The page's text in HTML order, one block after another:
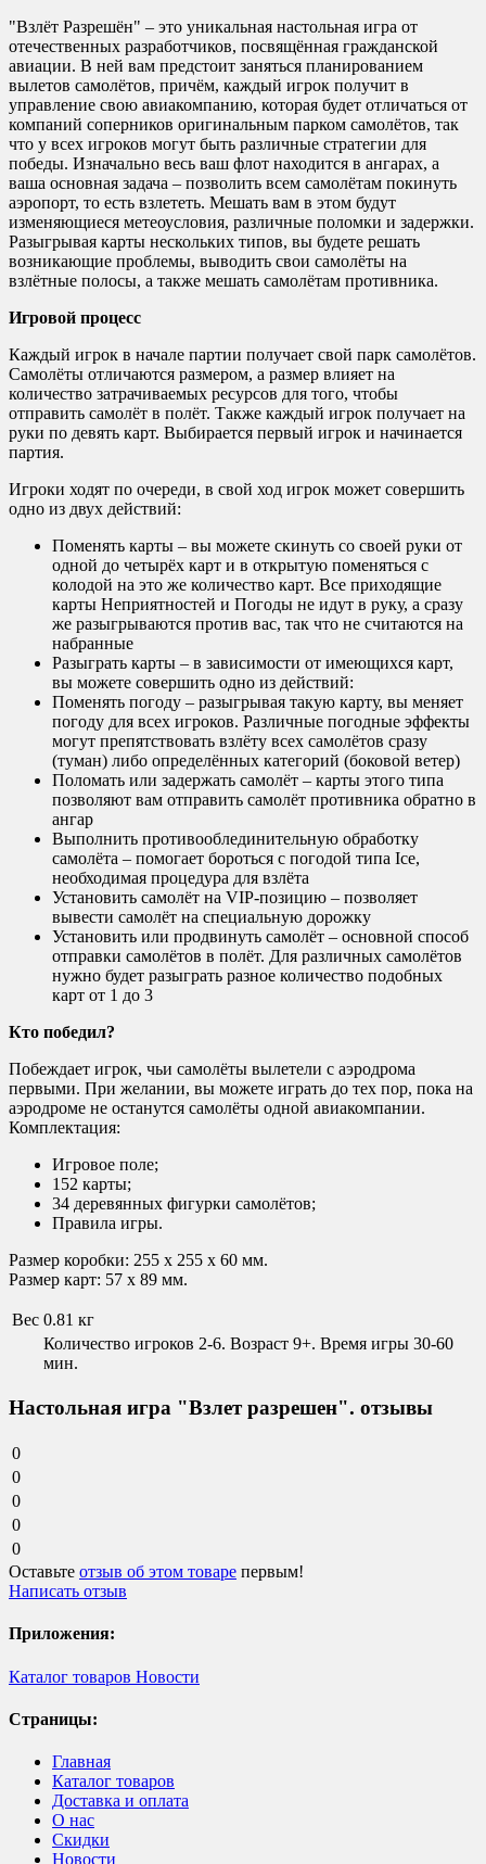
"Взлёт Разрешён" – это уникальная настольная игра от
отечественных разработчиков, посвящённая гражданской
авиации. В ней вам предстоит заняться планированием
вылетов самолётов, причём, каждый игрок получит в
управление свою авиакомпанию, которая будет отличаться от
компаний соперников оригинальным парком самолётов, так
что у всех игроков могут быть различные стратегии для
победы. Изначально весь ваш флот находится в ангарах, а
ваша основная задача – позволить всем самолётам покинуть
аэропорт, то есть взлететь. Мешать вам в этом будут
изменяющиеся метеоусловия, различные поломки и задержки.
Разыгрывая карты нескольких типов, вы будете решать
возникающие проблемы, выводить свои самолёты на
взлётные полосы, а также мешать самолётам противника.
Игровой процесс
Каждый игрок в начале партии получает свой парк самолётов.
Самолёты отличаются размером, а размер влияет на
количество затрачиваемых ресурсов для того, чтобы
отправить самолёт в полёт. Также каждый игрок получает на
руки по девять карт. Выбирается первый игрок и начинается
партия.
Игроки ходят по очереди, в свой ход игрок может совершить
одно из двух действий:
Поменять карты – вы можете скинуть со своей руки от
одной до четырёх карт и в открытую поменяться с
колодой на это же количество карт. Все приходящие
карты Неприятностей и Погоды не идут в руку, а сразу
же разыгрываются против вас, так что не считаются на
набранные
Разыграть карты – в зависимости от имеющихся карт,
вы можете совершить одно из действий:
Поменять погоду – разыгрывая такую карту, вы меняет
погоду для всех игроков. Различные погодные эффекты
могут препятствовать взлёту всех самолётов сразу
(туман) либо определённых категорий (боковой ветер)
Поломать или задержать самолёт – карты этого типа
позволяют вам отправить самолёт противника обратно в
ангар
Выполнить противооблединительную обработку
самолёта – помогает бороться с погодой типа Ice,
необходимая процедура для взлёта
Установить самолёт на VIP-позицию – позволяет
вывести самолёт на специальную дорожку
Установить или продвинуть самолёт – основной способ
отправки самолётов в полёт. Для различных самолётов
нужно будет разыграть разное количество подобных
карт от 1 до 3
Кто победил?
Побеждает игрок, чьи самолёты вылетели с аэродрома
первыми. При желании, вы можете играть до тех пор, пока на
аэродроме не останутся самолёты одной авиакомпании.
Комплектация:
Игровое поле;
152 карты;
34 деревянных фигурки самолётов;
Правила игры.
Размер коробки: 255 x 255 x 60 мм.
Размер карт: 57 x 89 мм.
Вес 0.81 кг
Количество игроков 2-6. Возраст 9+. Время игры 30-60
мин.
Настольная игра "Взлет разрешен". отзывы
0
0
0
0
0
Оставьте отзыв об этом товаре первым!
Написать отзыв
Приложения:
Каталог товаров Новости
Страницы:
Главная
Каталог товаров
Доставка и оплата
О нас
Скидки
Новости